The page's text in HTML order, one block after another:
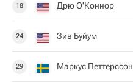
18 Дрю О'Коннор
24 Зив Буйум
29 Маркус Петтерссон